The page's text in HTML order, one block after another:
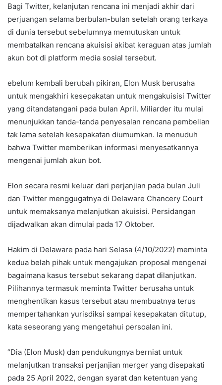
Bagi Twitter, kelanjutan rencana ini menjadi akhir dari
perjuangan selama berbulan-bulan setelah orang terkaya
di dunia tersebut sebelumnya memutuskan untuk
membatalkan rencana akuisisi akibat keraguan atas jumlah
akun bot di platform media sosial tersebut.
ebelum kembali berubah pikiran, Elon Musk berusaha
untuk mengakhiri kesepakatan untuk mengakuisisi Twitter
yang ditandatangani pada bulan April. Miliarder itu mulai
menunjukkan tanda-tanda penyesalan rencana pembelian
tak lama setelah kesepakatan diumumkan. Ia menuduh
bahwa Twitter memberikan informasi menyesatkannya
mengenai jumlah akun bot.
Elon secara resmi keluar dari perjanjian pada bulan Juli
dan Twitter menggugatnya di Delaware Chancery Court
untuk memaksanya melanjutkan akuisisi. Persidangan
dijadwalkan akan dimulai pada 17 Oktober.
Hakim di Delaware pada hari Selasa (4/10/2022) meminta
kedua belah pihak untuk mengajukan proposal mengenai
bagaimana kasus tersebut sekarang dapat dilanjutkan.
Pilihannya termasuk meminta Twitter berusaha untuk
menghentikan kasus tersebut atau membuatnya terus
mempertahankan yurisdiksi sampai kesepakatan ditutup,
kata seseorang yang mengetahui persoalan ini.
“Dia (Elon Musk) dan pendukungnya berniat untuk
melanjutkan transaksi perjanjian merger yang disepakati
pada 25 April 2022, dengan syarat dan ketentuan yang